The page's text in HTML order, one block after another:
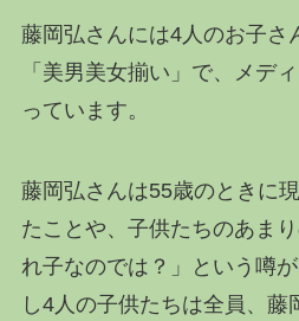
藤岡弘さんには4人のお子さ
「美男美女揃い」で、メデ
っています。
藤岡弘さんは55歳のときに
たことや、子供たちのあま
れ子なのでは？」という噂
し4人の子供たちは全員、